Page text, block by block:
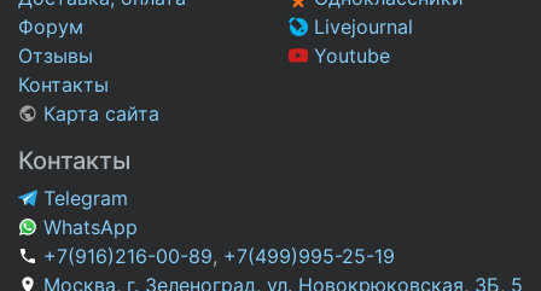
Форум
Отзывы
Контакты
Карта сайта
Livejournal
Youtube
Контакты
Telegram
WhatsApp
+7(916)216-00-89, +7(499)995-25-19
Москва, г. Зеленоград, ул. Новокрюковская, 3Б, 5